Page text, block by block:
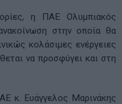
η ΠΑΕ Ολυμπιακός
στην οποία θα
κολάσιμες ενέργειες
να προσφύγει και στη
κ. Ευάγγελος Μαρινάκης